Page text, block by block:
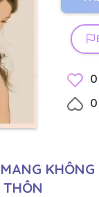
0
0
KHÔNG